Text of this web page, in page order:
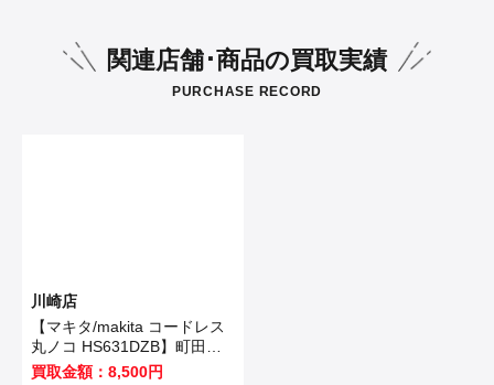
関連店舗･商品の買取実績
PURCHASE RECORD
川崎店
【マキタ/makita コードレス
丸ノコ HS631DZB】町田市
のお客様から買取いたしまし
買取金額：8,500円